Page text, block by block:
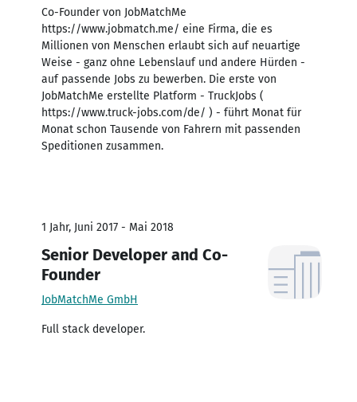
Co-Founder von JobMatchMe
https://www.jobmatch.me/ eine Firma, die es
Millionen von Menschen erlaubt sich auf neuartige
Weise - ganz ohne Lebenslauf und andere Hürden -
auf passende Jobs zu bewerben. Die erste von
JobMatchMe erstellte Platform - TruckJobs (
https://www.truck-jobs.com/de/ ) - führt Monat für
Monat schon Tausende von Fahrern mit passenden
Speditionen zusammen.
1 Jahr, Juni 2017 - Mai 2018
Senior Developer and Co-
Founder
JobMatchMe GmbH
Full stack developer.